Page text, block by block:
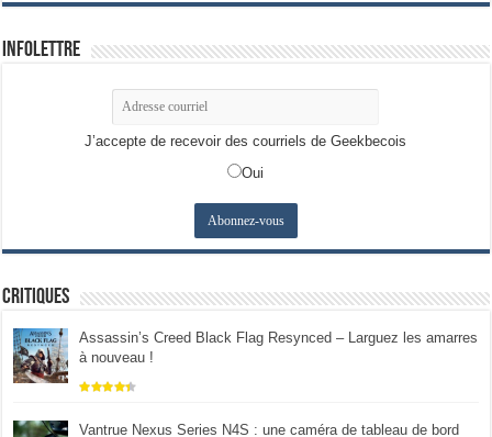
Infolettre
J’accepte de recevoir des courriels de Geekbecois
Oui
Critiques
Assassin’s Creed Black Flag Resynced – Larguez les amarres
à nouveau !
Vantrue Nexus Series N4S : une caméra de tableau de bord